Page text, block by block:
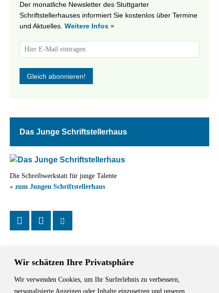
Wir schätzen Ihre Privatsphäre
Wir verwenden Cookies, um Ihr Surferlebnis zu verbessern,
personalisierte Anzeigen oder Inhalte einzusetzen und unseren
Der monatliche Newsletter des Stuttgarter
Schriftstellerhauses informiert Sie kostenlos über Termine
und Aktuelles. Weitere Infos »
Das Junge Schriftstellerhaus
Die Schreibwerkstatt für junge Talente
» zum Jungen Schriftstellerhaus
Das Schriftstellerhaus ist ein beliebter Treffpunkt für Autorinnen und